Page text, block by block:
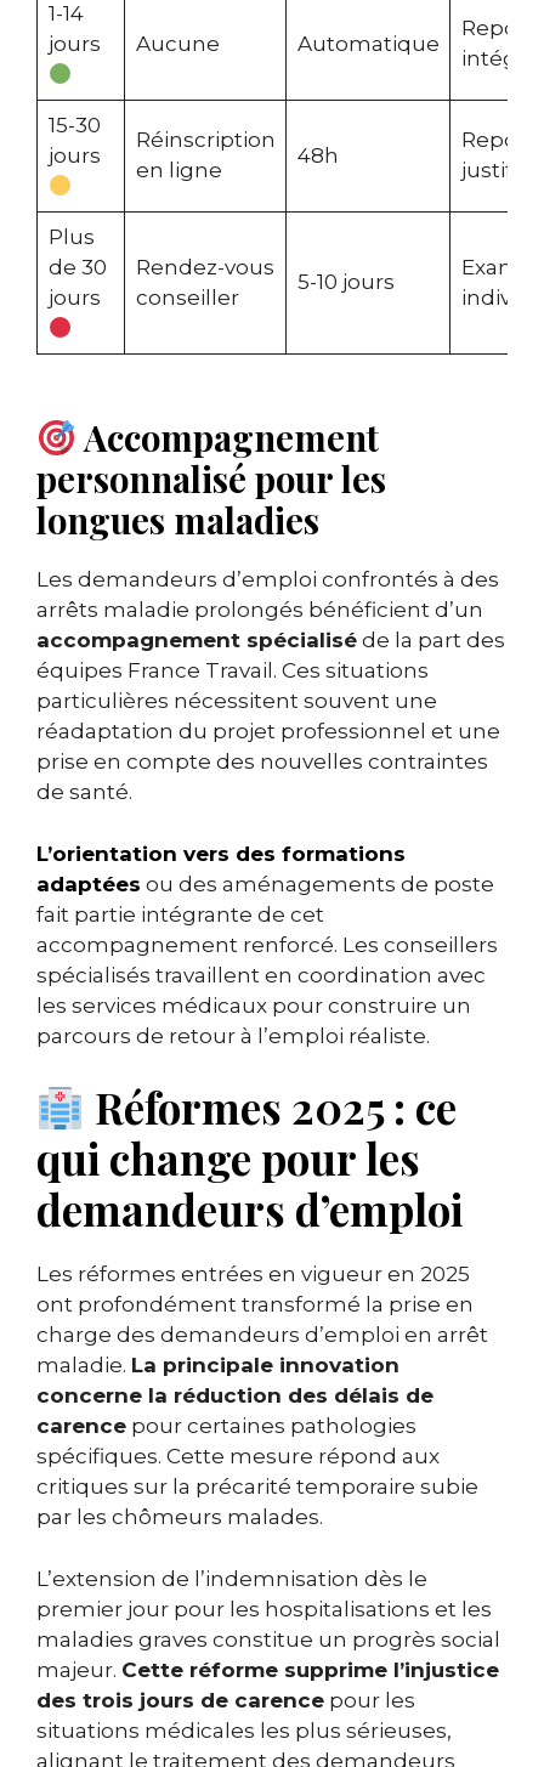
1-14
jours
Aucune Automatique
Report
intégral
15-30
jours
Réinscription
en ligne
48h
Report
Plus
de 30
jours
Rendez-vous
conseiller
5-10 jours
Accompagnement
personnalisé pour les
longues maladies
Les demandeurs d’emploi confrontés à des
arrêts maladie prolongés bénéficient d’un
accompagnement spécialisé de la part des
équipes France Travail. Ces situations
particulières nécessitent souvent une
réadaptation du projet professionnel et une
prise en compte des nouvelles contraintes
de santé.
L’orientation vers des formations
adaptées ou des aménagements de poste
fait partie intégrante de cet
accompagnement renforcé. Les conseillers
spécialisés travaillent en coordination avec
les services médicaux pour construire un
parcours de retour à l’emploi réaliste.
Réformes 2025 : ce
qui change pour les
demandeurs d’emploi
Les réformes entrées en vigueur en 2025
ont profondément transformé la prise en
charge des demandeurs d’emploi en arrêt
maladie. La principale innovation
concerne la réduction des délais de
carence pour certaines pathologies
spécifiques. Cette mesure répond aux
critiques sur la précarité temporaire subie
par les chômeurs malades.
L’extension de l’indemnisation dès le
premier jour pour les hospitalisations et les
maladies graves constitue un progrès social
majeur. Cette réforme supprime l’injustice
des trois jours de carence pour les
situations médicales les plus sérieuses,
alignant le traitement des demandeurs